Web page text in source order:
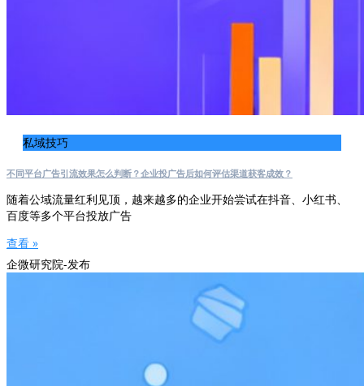
私域技巧
不同平台广告引流效果怎么判断？企业投广告后如何评估渠道获客成效？
随着公域流量红利见顶，越来越多的企业开始尝试在抖音、小红书、
百度等多个平台投放广告
查看 »
企微研究院-发布